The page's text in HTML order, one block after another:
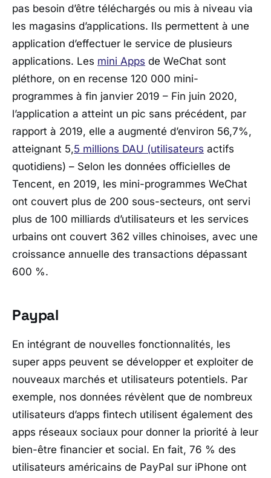
pas besoin d’être téléchargés ou mis à niveau via
les magasins d’applications. Ils permettent à une
application d’effectuer le service de plusieurs
applications. Les mini Apps de WeChat sont
pléthore, on en recense 120 000 mini-
programmes à fin janvier 2019 – Fin juin 2020,
l’application a atteint un pic sans précédent, par
rapport à 2019, elle a augmenté d’environ 56,7%,
atteignant 5,5 millions DAU (utilisateurs actifs
quotidiens) – Selon les données officielles de
Tencent, en 2019, les mini-programmes WeChat
ont couvert plus de 200 sous-secteurs, ont servi
plus de 100 milliards d’utilisateurs et les services
urbains ont couvert 362 villes chinoises, avec une
croissance annuelle des transactions dépassant
600 %.
Paypal
En intégrant de nouvelles fonctionnalités, les
super apps peuvent se développer et exploiter de
nouveaux marchés et utilisateurs potentiels. Par
exemple, nos données révèlent que de nombreux
utilisateurs d’apps fintech utilisent également des
apps réseaux sociaux pour donner la priorité à leur
bien-être financier et social. En fait, 76 % des
utilisateurs américains de PayPal sur iPhone ont